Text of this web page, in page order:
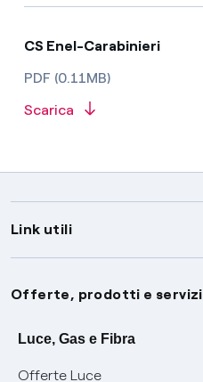
CS Enel-Carabinieri
PDF (0.11MB)
Scarica
Link utili
Assistenza
Avvisi
SOS luce e gas
Servizi
Offerte, prodotti e servizi
Luce, Gas e Fibra
Offerte Luce